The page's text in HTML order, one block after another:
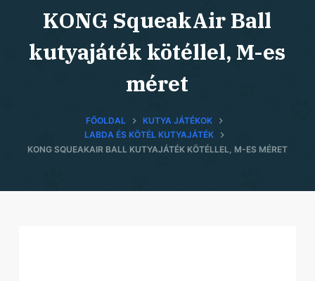
KONG SqueakAir Ball
kutyajáték kötéllel, M-es
méret
FŐOLDAL
KUTYA JÁTÉKOK
LABDA ÉS KÖTÉL KUTYAJÁTÉK
KONG SQUEAKAIR BALL KUTYAJÁTÉK KÖTÉLLEL, M-ES MÉRET